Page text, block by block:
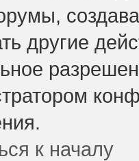
другие
к началу